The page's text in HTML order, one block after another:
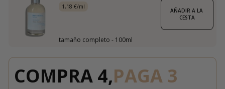
1,18 €/ml
tamaño completo - 100ml
AÑADIR A LA
CESTA
COMPRA 4,PAGA 3